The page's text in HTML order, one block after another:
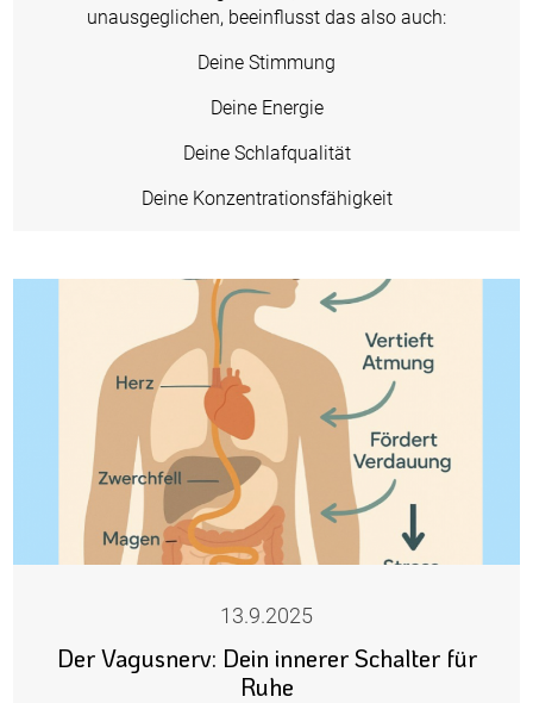
unausgeglichen, beeinflusst das also auch:
Deine Stimmung
Deine Energie
Deine Schlafqualität
Deine Konzentrationsfähigkeit
13.9.2025
Der Vagusnerv: Dein innerer Schalter für
Ruhe